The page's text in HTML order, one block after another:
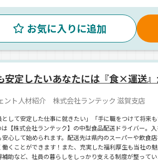
お気に入りに追加
安定したいあなたには『食×運送』
ント人材紹介 株式会社ランテック 滋賀支店
として安定した仕事に就きたい」「手に職をつけて将
【株式会社ランテック】の中型食品配送ドライバー。
心して始められます。配送先は県内のスーパーや飲食
くことができます！また、充実した福利厚生も当社の
助など、社員の暮らしをしっかり支える制度が整って